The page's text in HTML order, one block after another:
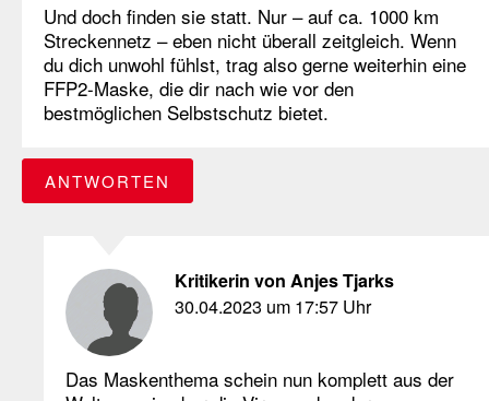
Und doch finden sie statt. Nur – auf ca. 1000 km
Streckennetz – eben nicht überall zeitgleich. Wenn
du dich unwohl fühlst, trag also gerne weiterhin eine
FFP2-Maske, die dir nach wie vor den
bestmöglichen Selbstschutz bietet.
ANTWORTEN
Kritikerin von Anjes Tjarks
30.04.2023 um 17:57 Uhr
Das Maskenthema schein nun komplett aus der